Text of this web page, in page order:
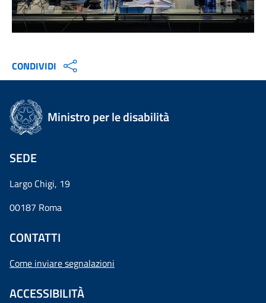
CONDIVIDI
Ministro per le disabilità
SEDE
Largo Chigi, 19
00187 Roma
CONTATTI
Come inviare segnalazioni
ACCESSIBILITÀ